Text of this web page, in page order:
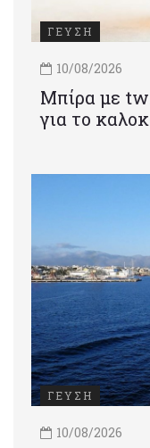
ΓΕΥΣΗ
10/08/2026
Μπίρα με
για το
ΓΕΥΣΗ
10/08/2026